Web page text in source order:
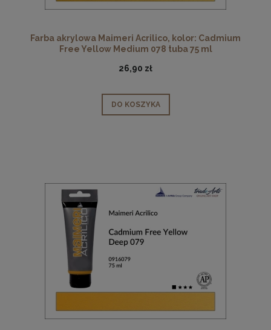
Farba akrylowa Maimeri Acrilico, kolor: Cadmium
Free Yellow Medium 078 tuba 75 ml
26,90 zł
DO KOSZYKA